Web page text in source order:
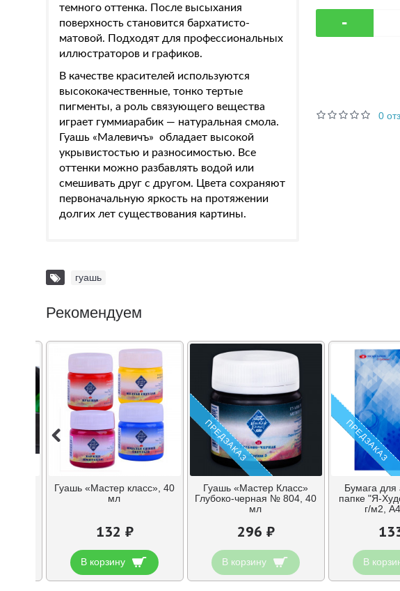
темного оттенка. После высыхания
поверхность становится бархатисто-
матовой. Подходят для профессиональных
иллюстраторов и графиков.
В качестве красителей используются
высококачественные, тонко тертые
пигменты, а роль связующего вещества
играет гуммиарабик — натуральная смола.
Гуашь «Малевичъ» обладает высокой
укрывистостью и разносимостью. Все
оттенки можно разбавлять водой или
смешивать друг с другом. Цвета сохраняют
первоначальную яркость на протяжении
долгих лет существования картины.
-
0
гуашь
Рекомендуем
Гуашь «Мастер класс», 40
мл
132 ₽
В корзину
ПРЕДЗАКАЗ
Гуашь «Мастер Класс»
Глубоко-черная № 804, 40
мл
296 ₽
В корзину
ПРЕДЗАКАЗ
Бумага для
папке "Я-
г/м2,
В